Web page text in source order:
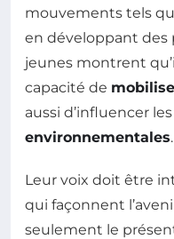
mouvements tels
en développant des
jeunes montrent
capacité de
aussi d’influencer les
environnementales.
Leur voix doit être
qui façonnent
seulement le